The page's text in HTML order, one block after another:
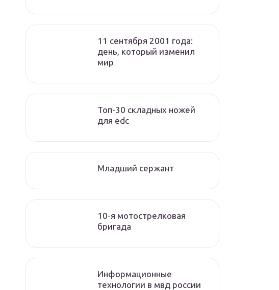
11 сентября 2001 года:
день, который изменил
мир
Топ-30 складных ножей
для edc
Младший сержант
10-я мотострелковая
бригада
Информационные
технологии в мвд россии